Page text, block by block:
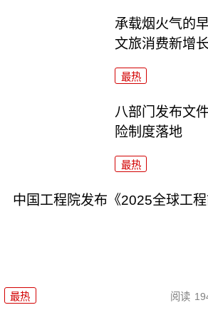
承载烟火气的
文旅消费新增
最热
八部门发布文
险制度落地
最热
中国工程院发布《2025全球工程
最热 阅读